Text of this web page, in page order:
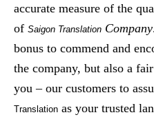
accurate measure of the
of Saigon Translation Company
bonus to commend and
the company, but also a
you – our customers to
Translation as your trusted